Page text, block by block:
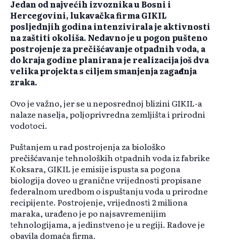
Jedan od najvećih izvoznika u Bosni i
Hercegovini, lukavačka firma GIKIL
posljednjih godina intenzivirala je aktivnosti
na zaštiti okoliša. Nedavno je u pogon pušteno
postrojenje za prečišćavanje otpadnih voda, a
do kraja godine planirana je realizacija još dva
velika projekta s ciljem smanjenja zagađenja
zraka.
Ovo je važno, jer se u neposrednoj blizini GIKIL-a
nalaze naselja, poljoprivredna zemljišta i prirodni
vodotoci.
Puštanjem u rad postrojenja za biološko
prečišćavanje tehnoloških otpadnih voda iz fabrike
Koksara, GIKIL je emisije ispusta sa pogona
biologija doveo u granične vrijednosti propisane
federalnom uredbom o ispuštanju voda u prirodne
recipijente. Postrojenje, vrijednosti 2 miliona
maraka, urađeno je po najsavremenijim
tehnologijama, a jedinstveno je u regiji. Radove je
obavila domaća firma.